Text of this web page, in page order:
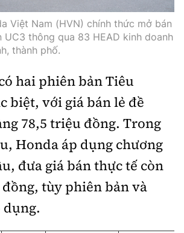
Công Hoan, phường Giảng Võ,
459;
phát hành: 0915.057.282
Thông tin tòa soạn
Việt Nam (HVN) chính thức mở bán
UC3 thông qua 83 HEAD kinh doanh
thành phố.
hai phiên bản Tiêu
biệt, với giá bán lẻ đề
78,5 triệu đồng. Trong
Honda áp dụng chương
đưa giá bán thực tế còn
tùy phiên bản và
dụng.